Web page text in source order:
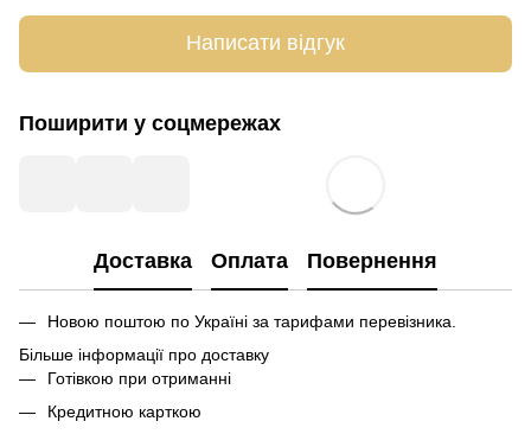
Написати відгук
Поширити у соцмережах
Доставка Оплата Повернення
Новою поштою по Україні за тарифами перевізника.
Більше інформації про доставку
Готівкою при отриманні
Кредитною карткою